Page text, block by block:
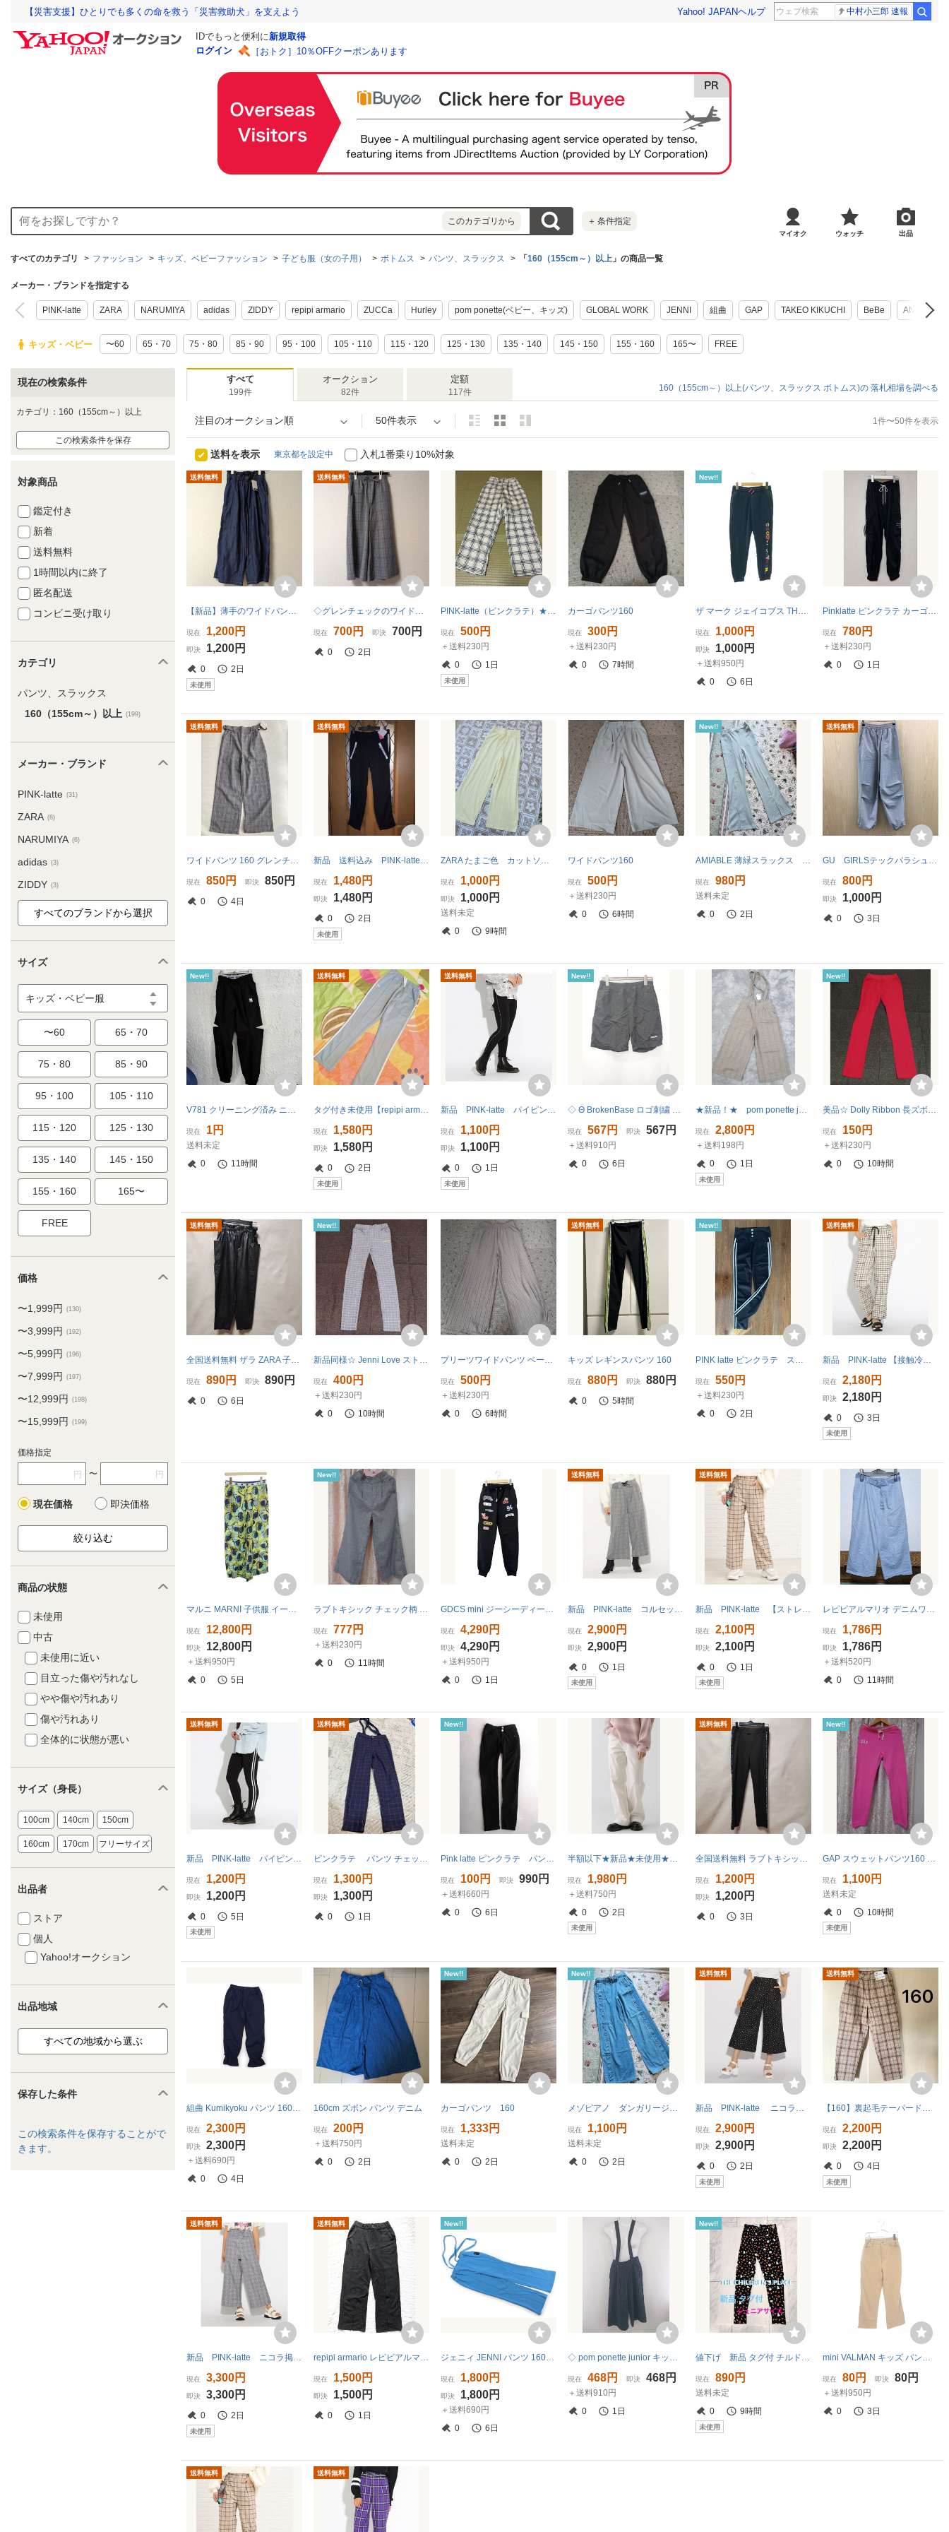
【災害支援】ひとりでも多くの命を救う「災害救助犬」を支えよう Yahoo! JAPANヘルプ 中村小三郎 速報
IDでもっと便利に新規取得
ログイン
［おトク］10％OFFクーポンあります
このカテゴリから ＋ 条件指定
マイオク ウォッチ 出品
すべてのカテゴリ ファッション キッズ、ベビーファッション 子ども服（女の子用） ボトムス パンツ、スラックス 「 160（155cm～）以上 」の商品一覧
メーカー・ブランドを指定する
PINK-latte ZARA NARUMIYA adidas ZIDDY repipi armario ZUCCa Hurley pom ponette(ベビー、キッズ) GLOBAL WORK JENNI 組曲 GAP TAKEO KIKUCHI BeBe ANAP GiRL
キッズ・ベビー 〜60 65・70 75・80 85・90 95・100 105・110 115・120 125・130 135・140 145・150 155・160 165〜 FREE
現在の検索条件
カテゴリ：160（155cm～）以上
この検索条件を保存
対象商品
鑑定付き
新着
送料無料
1時間以内に終了
匿名配送
コンビニ受け取り
カテゴリ
パンツ、スラックス
160（155cm～）以上 (199)
メーカー・ブランド
PINK-latte (31)
ZARA (8)
NARUMIYA (6)
adidas (3)
ZIDDY (3)
サイズ
キッズ・ベビー服
〜60 65・70
75・80 85・90
95・100 105・110
115・120 125・130
135・140 145・150
155・160 165〜
FREE
価格
〜1,999円 (130)
〜3,999円 (192)
〜5,999円 (196)
〜7,999円 (197)
〜12,999円 (198)
〜15,999円 (199)
価格指定
円 〜 円
現在価格 即決価格
商品の状態
未使用
中古
未使用に近い
目立った傷や汚れなし
やや傷や汚れあり
傷や汚れあり
全体的に状態が悪い
サイズ（身長）
100cm 140cm 150cm
160cm 170cm フリーサイズ
出品者
ストア
個人
Yahoo!オークション
出品地域
保存した条件
この検索条件を保存することがで
きます。
すべて
199件
オークション
82件
定額
117件 160（155cm～）以上(パンツ、スラックス ボトムス)の 落札相場を調べる
注目のオークション順 50件表示 1件〜50件を表示
送料を表示 東京都を設定中 入札1番乗り10%対象
送料無料
【新品】薄手のワイドパンツ(160)◇インディゴブルー
現在 1,200円
即決 1,200円
0 2日
未使用
送料無料
◇グレンチェックのワイドパンツ(160)◇
現在 700円 即決 700円
0 2日
PINK-latte（ピンクラテ）★チェック柄ロングパンツ★Sサイズ（160cm）★未使用品
現在 500円
＋送料230円
0
1日
未使用
カーゴパンツ160
現在 300円
＋送料230円
0
7時間
New!!
ザ マーク ジェイコブス THE MARC JACOBS ジョガーパンツ スウェット 12+/156 ネイビー マルチカラー /ES ■OS キッズ
現在 1,000円
即決 1,000円
＋送料950円
0
6日
Pinklatte ピンクラテ カーゴパンツ パンツ 黒 M 165cm ボトムス
現在 780円
＋送料230円
0
1日
送料無料
ワイドパンツ 160 グレンチェック 未使用品
現在 850円 即決 850円
0 4日
送料無料
新品 送料込み PINK-latte サイドラインパンツ ブラック 白 緑ライン 165 Mサイズ
現在 1,480円
即決 1,480円
0 2日
未使用
ZARA たまご色 カットソー生地ストレートパンツ 楽チンパンツ 150-160 黄色
現在 1,000円
即決 1,000円
送料未定
0
9時間
ワイドパンツ160
現在 500円
＋送料230円
0
6時間
New!!
AMIABLE 薄緑スラックス 裾割れ脚長デザイン アイスグリーン160
現在 980円
送料未定
0
2日
送料無料
GU GIRLSテックパラシュートプルオンパンツ ET0707A01
現在 800円
即決 1,000円
0 3日
New!!
V781 クリーニング済み ニューヨーク ダンス デザイン入り インナー付き 切り込み入り ボトムス ブラック 160サイズ
現在 1円
送料未定
0
11時間
送料無料
タグ付き未使用【repipi armario】サイドラインパンツ（170cm/大人可）水色＆白ライン/ ジャージ. スポーツウェア.アウトドア.校外学習
現在 1,580円
即決 1,580円
0 2日
未使用
送料無料
新品 PINK-latte パイピングテープレギパン ブラック(019) 16(160cm） 定価2090円
現在 1,100円
即決 1,100円
0 1日
未使用
New!!
◇ Θ BrokenBase ロゴ刺繍 ハーフパンツ サイズＭ ブラック系 メンズ E
現在 567円 即決 567円
＋送料910円
0
6日
★新品！★ pom ponette junior ポンポネット・ジュニア 肩ひも付ワイドパンツ ＬＬ（１６５)
現在 2,800円
＋送料198円
0
1日
未使用
New!!
美品☆ Dolly Ribbon 長ズボン ソフトデニム パンツ 赤 レッド 160
現在 150円
＋送料230円
0
10時間
送料無料
現在 890円 即決 890円
0 6日
New!!
現在 400円
＋送料230円
0
10時間
現在 500円
＋送料230円
0
6時間
送料無料
キッズ レギンスパンツ 160
現在 880円 即決 880円
0 5時間
New!!
現在 550円
＋送料230円
0
2日
送料無料
新品 PINK-latte 【接触冷感/アイスラテ】ひんやりイージーワイドパンツ ベージュ(252) 16(160cm) 定価3850円
現在 2,180円
即決 2,180円
0 3日
未使用
現在 12,800円
即決 12,800円
＋送料950円
0
5日
New!!
現在 777円
＋送料230円
0
11時間
現在 4,290円
即決 4,290円
＋送料950円
0
1日
送料無料
現在 2,900円
即決 2,900円
0 1日
未使用
送料無料
現在 2,100円
即決 2,100円
0 1日
未使用
現在 1,786円
即決 1,786円
＋送料520円
0
11時間
送料無料
新品 PINK-latte パイピングテープレギパン ブラック×ホワイト(119) 16(160cm) 定価2090円
現在 1,200円
即決 1,200円
0 5日
未使用
送料無料
ピンクラテ パンツ チェック 160
現在 1,300円
即決 1,300円
0 1日
New!!
Pink latte ピンクラテ パンツ サイズS160
現在 100円 即決 990円
＋送料660円
0
6日
半額以下★新品★未使用★GLOBAL WORKキッズ AND YUA ANY パンツ ホワイト 白 170 160以上 綿 大人もOK ウエストゴム
現在 1,980円
＋送料750円
0
2日
未使用
送料無料
全国送料無料 ラブトキシック LOVETOXIC子供服キッズ女の子 黒色サイドロゴテープ付きポリエステルストレッチパンツ160(L)
現在 1,200円
即決 1,200円
0 3日
New!!
GAP スウェットパンツ160 ピンク
現在 1,100円
送料未定
0
10時間
未使用
組曲 Kumikyoku パンツ 160サイズ 女の子 子供服 ベビー服 キッズ
現在 2,300円
即決 2,300円
＋送料690円
0
4日
160cm ズボン パンツ デニム
現在 200円
＋送料750円
0
2日
New!!
カーゴパンツ 160
現在 1,333円
送料未定
0
2日
New!!
メゾピアノ ダンガリージーンズフリルパンツ Lサイズ160
現在 1,100円
送料未定
0
2日
送料無料
新品 PINK-latte ニコラ掲載マリン ワイドパンツ ドット柄(193) 16(S160cm) 定価3190円
現在 2,900円
即決 2,900円
0 2日
未使用
送料無料
【160】裏起毛テーパードパンツ＊キッズ・ガールズ＊長ズボン・ストレッチ・新品
現在 2,200円
即決 2,200円
0 4日
未使用
送料無料
新品 PINK-latte ニコラ掲載コルセットベルトワイドパンツ グレー(212) 16(S160cm) 定価3190円
現在 3,300円
即決 3,300円
0 2日
未使用
送料無料
repipi armario レピピアルマリオ●パンツ 黒 M●美品
現在 1,500円
即決 1,500円
0 1日
New!!
ジェニィ JENNI パンツ 160サイズ 女の子 子供服 ベビー服 キッズ
現在 1,800円
即決 1,800円
＋送料690円
0
6日
◇ pom ponette junior キッズ 子供服 ストライプ サスペンダー付 ワイド パンツ サイズ L 160 ネイビー レディース E
現在 468円 即決 468円
＋送料910円
0
1日
New!!
値下げ 新品 タグ付 チルドレンズプレイス ハロウィン レギンス レディスＳ＝ジュニア
現在 890円
送料未定
0
9時間
未使用
mini VALMAN キッズ パンツ フレア 160 ベージュ ☆S☆ /fy0318
現在 80円 即決 80円
＋送料950円
0
3日
送料無料 送料無料